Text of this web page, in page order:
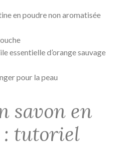
en poudre non aromatisée
essentielle d’orange sauvage
pour la peau
savon en
: tutoriel